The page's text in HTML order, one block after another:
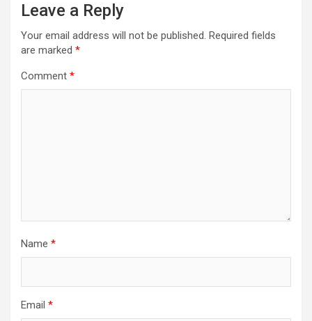
Leave a Reply
Your email address will not be published. Required fields
are marked *
Comment *
Name *
Email *